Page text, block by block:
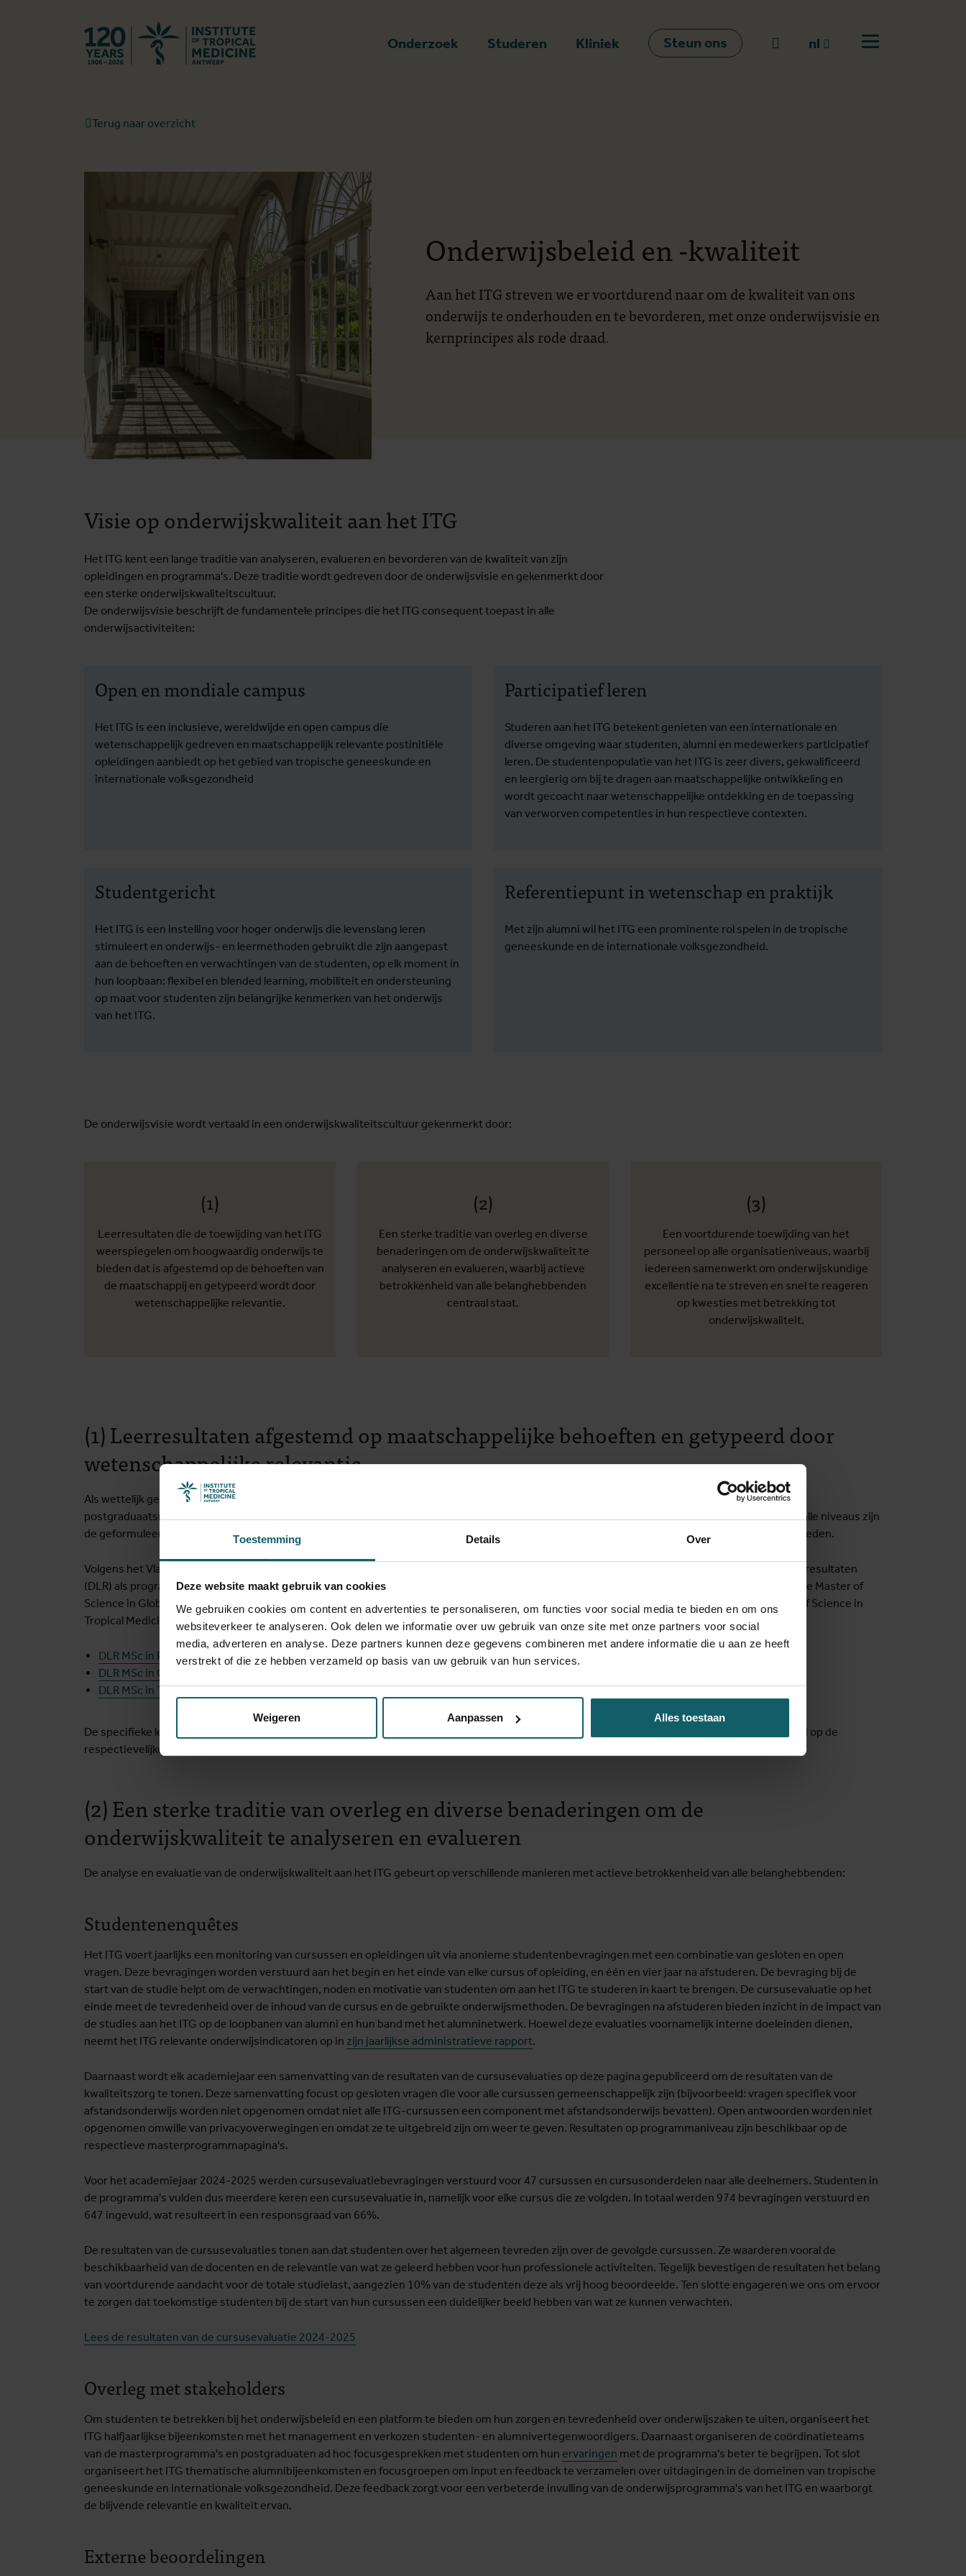
Toestemming Details Over
Deze website maakt gebruik van cookies
We gebruiken cookies om content en advertenties te personaliseren, om functies voor social media te bieden en om ons
websiteverkeer te analyseren. Ook delen we informatie over uw gebruik van onze site met onze partners voor social
media, adverteren en analyse. Deze partners kunnen deze gegevens combineren met andere informatie die u aan ze heeft
verstrekt of die ze hebben verzameld op basis van uw gebruik van hun services.
Weigeren Aanpassen Alles toestaan
Onderzoek Studeren Kliniek Steun ons Naar zoeken
nl
Open menu
Terug naar overzicht
Onderwijsbeleid en -kwaliteit
Aan het ITG streven we er voortdurend naar om de kwaliteit van ons
onderwijs te onderhouden en te bevorderen, met onze onderwijsvisie en
kernprincipes als rode draad.
Visie op onderwijskwaliteit aan het ITG
Het ITG kent een lange traditie van analyseren, evalueren en bevorderen van de kwaliteit van zijn
opleidingen en programma's. Deze traditie wordt gedreven door de onderwijsvisie en gekenmerkt door
een sterke onderwijskwaliteitscultuur.
De onderwijsvisie beschrijft de fundamentele principes die het ITG consequent toepast in alle
onderwijsactiviteiten:
Open en mondiale campus
Het ITG is een inclusieve, wereldwijde en open campus die
wetenschappelijk gedreven en maatschappelijk relevante postinitiële
opleidingen aanbiedt op het gebied van tropische geneeskunde en
internationale volksgezondheid
Participatief leren
Studeren aan het ITG betekent genieten van een internationale en
diverse omgeving waar studenten, alumni en medewerkers participatief
leren. De studentenpopulatie van het ITG is zeer divers, gekwalificeerd
en leergierig om bij te dragen aan maatschappelijke ontwikkeling en
wordt gecoacht naar wetenschappelijke ontdekking en de toepassing
van verworven competenties in hun respectieve contexten.
Studentgericht
Het ITG is een instelling voor hoger onderwijs die levenslang leren
stimuleert en onderwijs- en leermethoden gebruikt die zijn aangepast
aan de behoeften en verwachtingen van de studenten, op elk moment in
hun loopbaan: flexibel en blended learning, mobiliteit en ondersteuning
op maat voor studenten zijn belangrijke kenmerken van het onderwijs
van het ITG.
Referentiepunt in wetenschap en praktijk
Met zijn alumni wil het ITG een prominente rol spelen in de tropische
geneeskunde en de internationale volksgezondheid.
De onderwijsvisie wordt vertaald in een onderwijskwaliteitscultuur gekenmerkt door:
(1)
Leerresultaten die de toewijding van het ITG
weerspiegelen om hoogwaardig onderwijs te
bieden dat is afgestemd op de behoeften van
de maatschappij en getypeerd wordt door
wetenschappelijke relevantie.
(2)
Een sterke traditie van overleg en diverse
benaderingen om de onderwijskwaliteit te
analyseren en evalueren, waarbij actieve
betrokkenheid van alle belanghebbenden
centraal staat.
(3)
Een voortdurende toewijding van het
personeel op alle organisatieniveaus, waarbij
iedereen samenwerkt om onderwijskundige
excellentie na te streven en snel te reageren
op kwesties met betrekking tot
onderwijskwaliteit.
(1) Leerresultaten afgestemd op maatschappelijke behoeften en getypeerd door
wetenschappelijke relevantie
Als wettelijk geregistreerde Vlaamse instelling voor postinitieel hoger onderwijs biedt het ITG opleidingen aan op doctoraats-, master- en
postgraduaatsniveau en gespecialiseerde korte cursussen in de domeinen van tropische geneeskunde en internationale volksgezondheid. Op alle niveaus zijn
de geformuleerde leerresultaten een weerspiegeling van het engagement van het ITG om hoogkwalitatief onderwijs in deze domeinen aan te bieden.
Volgens het Vlaams decreet betreffende de kwalificatiestructuur van 30 april 2009 hebben de masterprogramma's zowel domeinspecifieke leerresultaten
(DLR) als programmaspecifieke leerresultaten (PLO) opgesteld. De door de NVAO gevalideerde DLR voor de Master of Science in Public Health, de Master of
Science in Global One Health: Diseases at the Human-Animal Interface (voorheen de Master of Science in Tropical Animal Health) en de Master of Science in
Tropical Medicine kunnen hier geraadpleegd worden:
DLR MSc in Public Health
DLR MSc in Global One Health: Diseases at the Human-Animal Interface
DLR MSc in Tropical Medicine
De specifieke leerresultaten voor de masterprogramma’s, postgraduaten, cursussen van korte duur en permanente bijscholing worden vermeld op de
respectievelijke pagina’s op de ITG-website.
(2) Een sterke traditie van overleg en diverse benaderingen om de
onderwijskwaliteit te analyseren en evalueren
De analyse en evaluatie van de onderwijskwaliteit aan het ITG gebeurt op verschillende manieren met actieve betrokkenheid van alle belanghebbenden:
Studentenenquêtes
Het ITG voert jaarlijks een monitoring van cursussen en opleidingen uit via anonieme studentenbevragingen met een combinatie van gesloten en open
vragen. Deze bevragingen worden verstuurd aan het begin en het einde van elke cursus of opleiding, en één en vier jaar na afstuderen. De bevraging bij de
start van de studie helpt om de verwachtingen, noden en motivatie van studenten om aan het ITG te studeren in kaart te brengen. De cursusevaluatie op het
einde meet de tevredenheid over de inhoud van de cursus en de gebruikte onderwijsmethoden. De bevragingen na afstuderen bieden inzicht in de impact van
de studies aan het ITG op de loopbanen van alumni en hun band met het alumninetwerk. Hoewel deze evaluaties voornamelijk interne doeleinden dienen,
neemt het ITG relevante onderwijsindicatoren op in zijn jaarlijkse administratieve rapport.
Daarnaast wordt elk academiejaar een samenvatting van de resultaten van de cursusevaluaties op deze pagina gepubliceerd om de resultaten van de
kwaliteitszorg te tonen. Deze samenvatting focust op gesloten vragen die voor alle cursussen gemeenschappelijk zijn (bijvoorbeeld: vragen specifiek voor
afstandsonderwijs worden niet opgenomen omdat niet alle ITG-cursussen een component met afstandsonderwijs bevatten). Open antwoorden worden niet
opgenomen omwille van privacyoverwegingen en omdat ze te uitgebreid zijn om weer te geven. Resultaten op programmaniveau zijn beschikbaar op de
respectieve masterprogrammapagina's.
Voor het academiejaar 2024-2025 werden cursusevaluatiebevragingen verstuurd voor 47 cursussen en cursusonderdelen naar alle deelnemers. Studenten in
de programma's vulden dus meerdere keren een cursusevaluatie in, namelijk voor elke cursus die ze volgden. In totaal werden 974 bevragingen verstuurd en
647 ingevuld, wat resulteert in een responsgraad van 66%.
De resultaten van de cursusevaluaties tonen aan dat studenten over het algemeen tevreden zijn over de gevolgde cursussen. Ze waarderen vooral de
beschikbaarheid van de docenten en de relevantie van wat ze geleerd hebben voor hun professionele activiteiten. Tegelijk bevestigen de resultaten het belang
van voortdurende aandacht voor de totale studielast, aangezien 10% van de studenten deze als vrij hoog beoordeelde. Ten slotte engageren we ons om ervoor
te zorgen dat toekomstige studenten bij de start van hun cursussen een duidelijker beeld hebben van wat ze kunnen verwachten.
Lees de resultaten van de cursusevaluatie 2024-2025
Overleg met stakeholders
Om studenten te betrekken bij het onderwijsbeleid en een platform te bieden om hun zorgen en tevredenheid over onderwijszaken te uiten, organiseert het
ITG halfjaarlijkse bijeenkomsten met het management en verkozen studenten- en alumnivertegenwoordigers. Daarnaast organiseren de coördinatieteams
van de masterprogramma's en postgraduaten ad hoc focusgesprekken met studenten om hun ervaringen met de programma's beter te begrijpen. Tot slot
organiseert het ITG thematische alumnibijeenkomsten en focusgroepen om input en feedback te verzamelen over uitdagingen in de domeinen van tropische
geneeskunde en internationale volksgezondheid. Deze feedback zorgt voor een verbeterde invulling van de onderwijsprogramma's van het ITG en waarborgt
de blijvende relevantie en kwaliteit ervan.
Externe beoordelingen